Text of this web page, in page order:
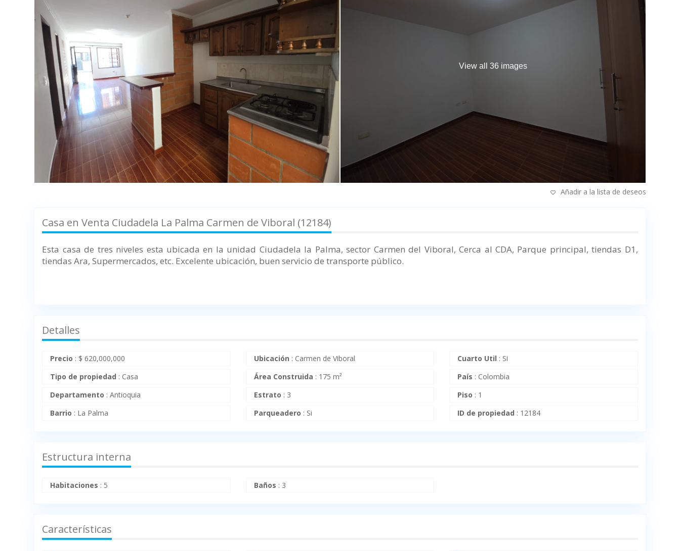
View all 36 images
Añadir a la lista de deseos
Casa en Venta Ciudadela La Palma Carmen de Viboral (12184)
Esta casa de tres niveles esta ubicada en la unidad Ciudadela la Palma, sector Carmen del Viboral,Cerca al CDA, Parque principal, tiendas D1,
tiendas Ara, Supermercados, etc. Excelente ubicación, buen servicio de transporte público.
Detalles
Precio : $ 620,000,000 Ubicación : Carmen de Viboral Cuarto Util : Si
Tipo de propiedad : Casa Área Construida : 175 m² País : Colombia
Departamento :Antioquia Estrato : 3 Piso : 1
Barrio : La Palma Parqueadero : Si ID de propiedad : 12184
Estructura interna
Habitaciones : 5 Baños : 3
Características